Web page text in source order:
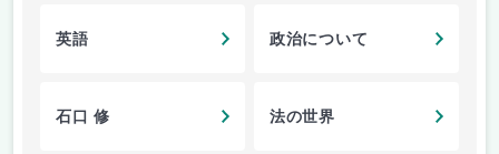
英語 政治について
石口 修 法の世界